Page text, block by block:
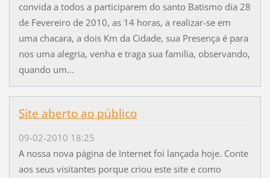
convida a todos a participarem do santo Batismo dia 28
de Fevereiro de 2010, as 14 horas, a realizar-se em
uma chacara, a dois Km da Cidade, sua Presença é para
nos uma alegria, venha e traga sua familia, observando,
quando um...
Site aberto ao público
09-02-2010 18:25
A nossa nova página de Internet foi lançada hoje. Conte
aos seus visitantes porque criou este site e como